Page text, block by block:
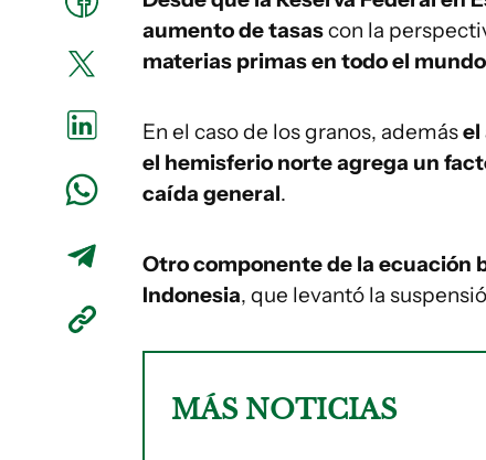
aumento de tasascon la
materias primas en todo el
En el caso de los granos, ademásel
el hemisferio norte agrega un
caída general.
Otro componente de la ecuación
Indonesia, que levantó la
MÁS NOTICIAS